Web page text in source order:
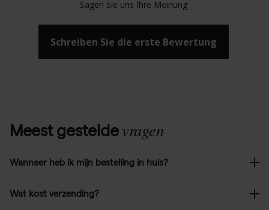
Sagen Sie uns Ihre Meinung
Schreiben Sie die erste Bewertung
Meest gestelde vragen
Wanneer heb ik mijn bestelling in huis?
Wat kost verzending?